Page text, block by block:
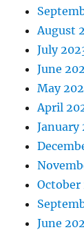
August
July
June
May
April
January
October
June